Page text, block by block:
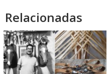
Relacionadas